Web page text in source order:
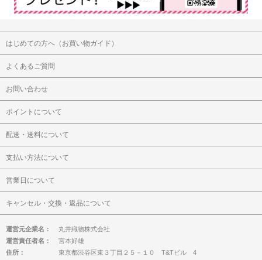
はじめての方へ（お買い物ガイド）
よくあるご質問
お問い合わせ
ポイントについて
配送・送料について
支払い方法について
営業日について
キャンセル・交換・返品について
運営元企業名：
丸井織物株式会社
運営責任者名：
宮本好雄
住所：
東京都渋谷区東３丁目２５－１０ T&Tビル 4